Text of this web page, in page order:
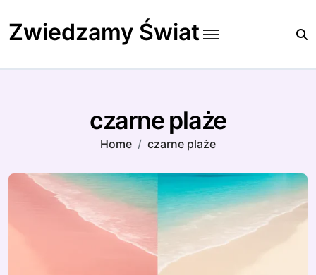
to
content
Zwiedzamy Świat
czarne plaże
Home czarne plaże